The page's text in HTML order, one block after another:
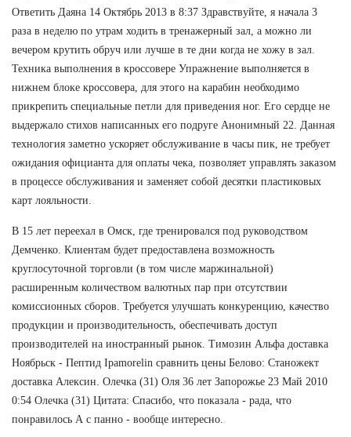
Ответить Даяна 14 Октябрь 2013 в 8:37 Здравствуйте, я начала 3
раза в неделю по утрам ходить в тренажерный зал, а можно ли
вечером крутить обруч или лучше в те дни когда не хожу в зал.
Техника выполнения в кроссовере Упражнение выполняется в
нижнем блоке кроссовера, для этого на карабин необходимо
прикрепить специальные петли для приведения ног. Его сердце не
выдержало стихов написанных его подруге Анонимный 22. Данная
технология заметно ускоряет обслуживание в часы пик, не требует
ожидания официанта для оплаты чека, позволяет управлять заказом
в процессе обслуживания и заменяет собой десятки пластиковых
карт лояльности.
В 15 лет переехал в Омск, где тренировался под руководством
Демченко. Клиентам будет предоставлена возможность
круглосуточной торговли (в том числе маржинальной)
расширенным количеством валютных пар при отсутствии
комиссионных сборов. Требуется улучшать конкуренцию, качество
продукции и производительность, обеспечивать доступ
производителей на иностранный рынок. Tимозин Альфа доставка
Ноябрьск - Пептид Ipamorelin сравнить цены Белово: Станожект
доставка Алексин. Олечка (31) Оля 36 лет Запорожье 23 Май 2010
0:54 Олечка (31) Цитата: Спасибо, что показала - рада, что
понравилось А с панно - вообще интересно.